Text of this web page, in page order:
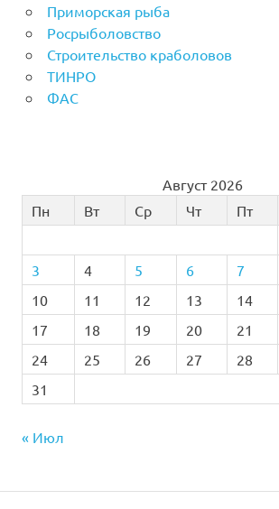
Приморская рыба
Росрыболовство
Строительство краболовов
ТИНРО
ФАС
Август 2026
Пн
Вт Ср Чт Пт
3
4 5 6 7
10
11 12 13 14
17
18 19 20 21
24
25 26 27 28
31
« Июл